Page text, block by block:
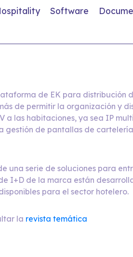
Software
de EK para distribución
de permitir la organización y
las habitaciones, ya sea IP
gestión de pantallas de
una serie de soluciones para
I+D de la marca están
para el sector hotelero.
la revista temática